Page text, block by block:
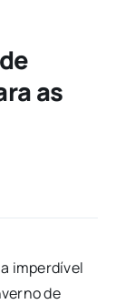
as
imperdível
de